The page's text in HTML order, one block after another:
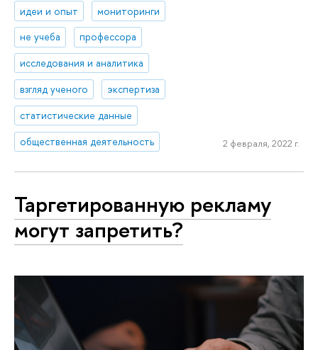
идеи и опыт
мониторинги
не учеба
профессора
исследования и аналитика
взгляд ученого
экспертиза
статистические данные
общественная деятельность
2 февраля, 2022 г.
Таргетированную рекламу
могут запретить?